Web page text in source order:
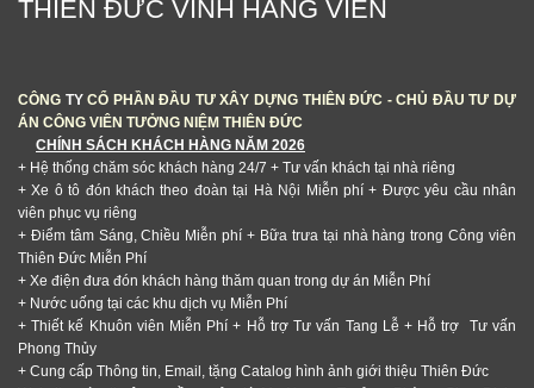
THIÊN ĐỨC VĨNH HẰNG VIÊN
CÔNG TYCỔ PHẦN ĐẦU TƯ XÂY DỰNG THIÊN ĐỨC - CHỦ ĐẦU TƯ DỰ
ÁN CÔNG VIÊN TƯỞNG NIỆM THIÊN ĐỨC
CHÍNH SÁCH KHÁCH HÀNG NĂM 2026
+ Hệ thống chăm sóc khách hàng 24/7 + Tư vấn khách tại nhà riêng
+ Xe ô tô đón khách theo đoàn tại Hà Nội Miễn phí + Được yêu cầu nhân
viên phục vụ riêng
+ Điểm tâm Sáng, Chiều Miễn phí + Bữa trưa tại nhà hàng trong Công viên
Thiên Đức Miễn Phí
+ Xe điện đưa đón khách hàng thăm quan trong dự án Miễn Phí
+ Nước uống tại các khu dịch vụ Miễn Phí
+ Thiết kế Khuôn viên Miễn Phí + Hỗ trợ Tư vấn Tang Lễ + Hỗ trợ Tư vấn
Phong Thủy
+ Cung cấp Thông tin, Email, tặng Catalog hình ảnh giới thiệu Thiên Đức